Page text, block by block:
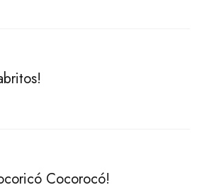
Cocorocó!